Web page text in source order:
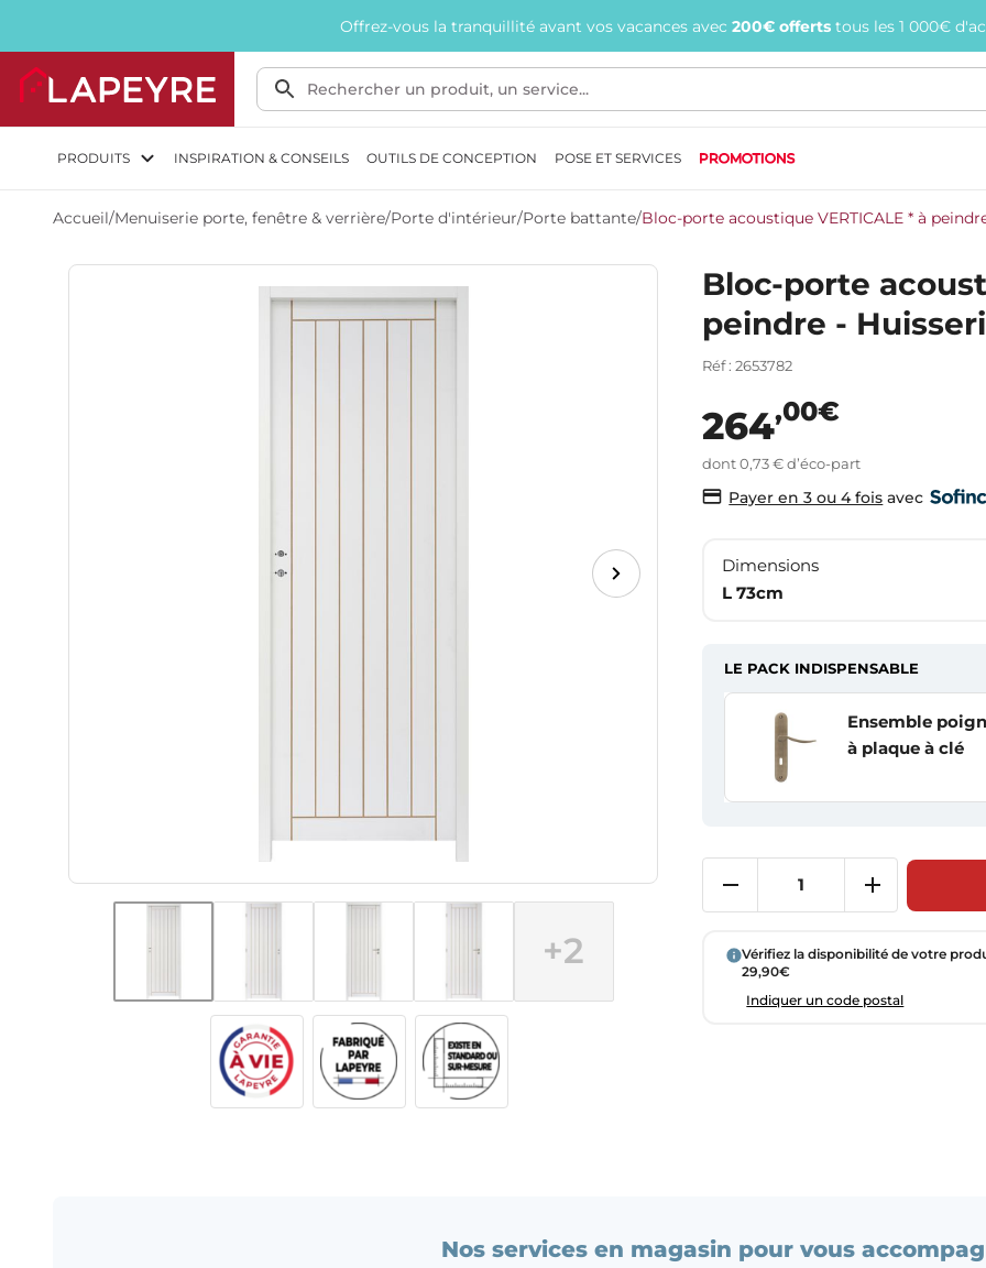
Offrez-vous la tranquillité avant vos vacances avec 200€ offerts tous les 1 000€
PRODUITS INSPIRATION & CONSEILS OUTILS DE CONCEPTION POSE ET SERVICES PROMOTIONS
Accueil/Menuiserie porte, fenêtre & verrière/Porte d'intérieur/Porte battante/Bloc-porte acoustique VERTICALE * à
+2
Bloc-porte
peindre -
Réf : 2653782
264,00€
dont 0,73 € d’éco-part
Payer en 3 ou 4 fois avec
Dimensions
L 73cm
LE PACK INDISPENSABLE
Ensemble
à plaque à clé
Vérifiez la disponibilité de votre
29,90€
Indiquer un code postal
Nos services en magasin pour vous